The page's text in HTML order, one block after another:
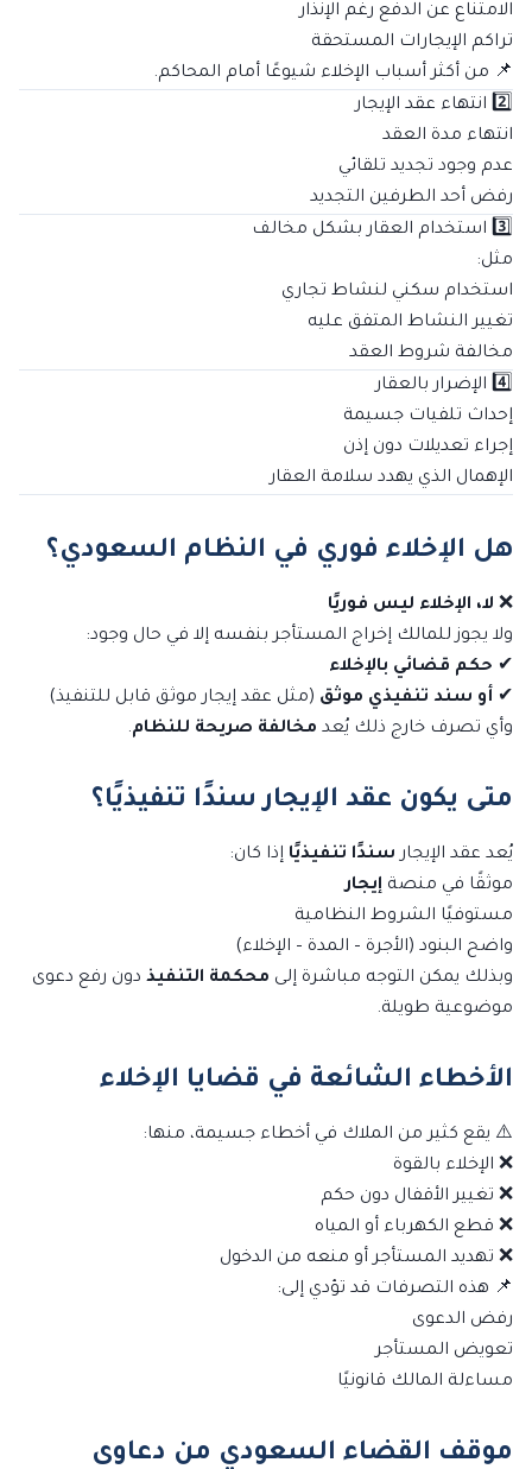
الامتناع عن الدفع رغم الإنذار
تراكم الإيجارات المستحقة
📌 من أكثر أسباب الإخلاء شيوعًا أمام المحاكم.
2️⃣ انتهاء عقد الإيجار
انتهاء مدة العقد
عدم وجود تجديد تلقائي
رفض أحد الطرفين التجديد
3️⃣ استخدام العقار بشكل مخالف
مثل:
استخدام سكني لنشاط تجاري
تغيير النشاط المتفق عليه
مخالفة شروط العقد
4️⃣ الإضرار بالعقار
إحداث تلفيات جسيمة
إجراء تعديلات دون إذن
الإهمال الذي يهدد سلامة العقار
هل الإخلاء فوري في النظام السعودي؟
❌ لا، الإخلاء ليس فوريًا
ولا يجوز للمالك إخراج المستأجر بنفسه إلا في حال وجود:
✔ حكم قضائي بالإخلاء
✔ أو سند تنفيذي موثق (مثل عقد إيجار موثق قابل للتنفيذ)
وأي تصرف خارج ذلك يُعد مخالفة صريحة للنظام.
متى يكون عقد الإيجار سندًا تنفيذيًا؟
يُعد عقد الإيجار سندًا تنفيذيًا إذا كان:
موثقًا في منصة إيجار
مستوفيًا الشروط النظامية
واضح البنود (الأجرة – المدة – الإخلاء)
وبذلك يمكن التوجه مباشرة إلى محكمة التنفيذ دون رفع دعوى
موضوعية طويلة.
الأخطاء الشائعة في قضايا الإخلاء
⚠️ يقع كثير من الملاك في أخطاء جسيمة، منها:
❌ الإخلاء بالقوة
❌ تغيير الأقفال دون حكم
❌ قطع الكهرباء أو المياه
❌ تهديد المستأجر أو منعه من الدخول
📌 هذه التصرفات قد تؤدي إلى:
رفض الدعوى
تعويض المستأجر
مساءلة المالك قانونيًا
موقف القضاء السعودي من دعاوى